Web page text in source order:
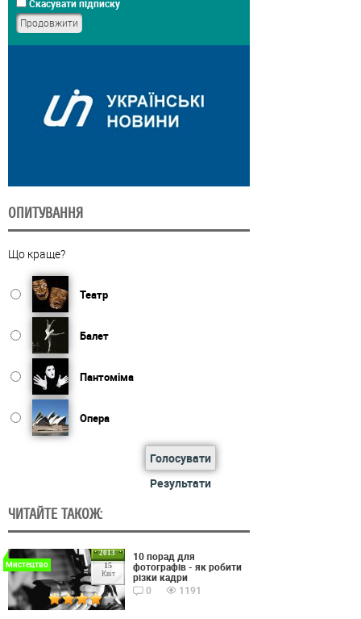
Скасувати підписку
ОПИТУВАННЯ
Що краще?
Театр
Балет
Пантоміма
Опера
Голосувати
Результати
ЧИТАЙТЕ ТАКОЖ:
2013
15
Квіт
Мистецтво
10 порад для
фотографів - як робити
різки кадри
0
1191